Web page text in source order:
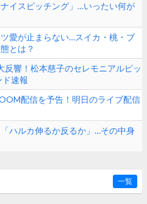
ナイスピッチング」…いったい何が
ツ愛が止まらない…スイカ・桃・ブ
とは？
響！松本慈子のセレモニアルピッ
ド速報
配信を予告！明日のライブ配信
「ハルカ伸るか反るか」…その中身
一覧